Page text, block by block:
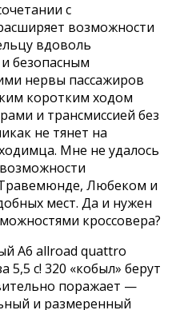
с
возможности
вдоволь
безопасным
нервы пассажиров
коротким ходом
и трансмиссией без
не тянет на
Мне не удалось
Любеком и
мест. Да и нужен
кроссовера?
A6 allroad quattro
5,5 с! 320 «кобыл» берут
поражает —
и размеренный